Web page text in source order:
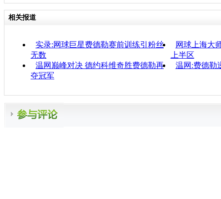
相关报道
实录:网球巨星费德勒赛前训练引粉丝
无数
网球上海大
上半区
温网巅峰对决 德约科维奇胜费德勒再
夺冠军
温网:费德勒